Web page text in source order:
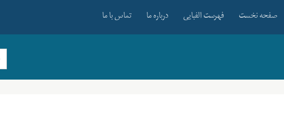
تماس با ما درباره ما فهرست الفبایی صفحه نخست